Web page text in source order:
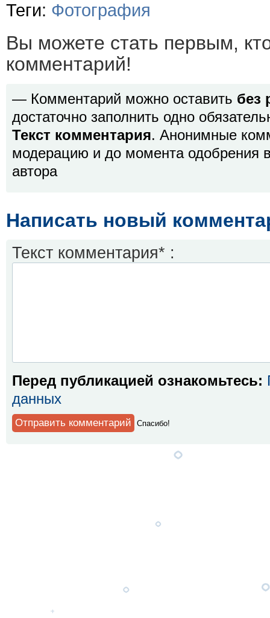
Теги: Фотография
Вы можете стать первым,
комментарий!
— Комментарий можно оставить без
достаточно заполнить одно
Текст комментария. Анонимные
модерацию и до момента одобрения
автора
Написать новый
Текст комментария* :
Перед публикацией ознакомьтесь:
данных
Спaсибо!